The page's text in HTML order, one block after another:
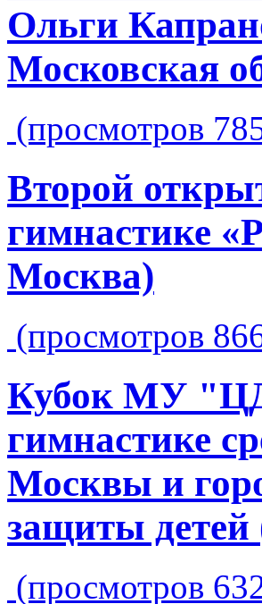
Ольги
Московская
(просмотров
Второй
гимнастике
Москва)
(просмотров
Кубок МУ
гимнастике
Москвы и
защиты
(просмотров